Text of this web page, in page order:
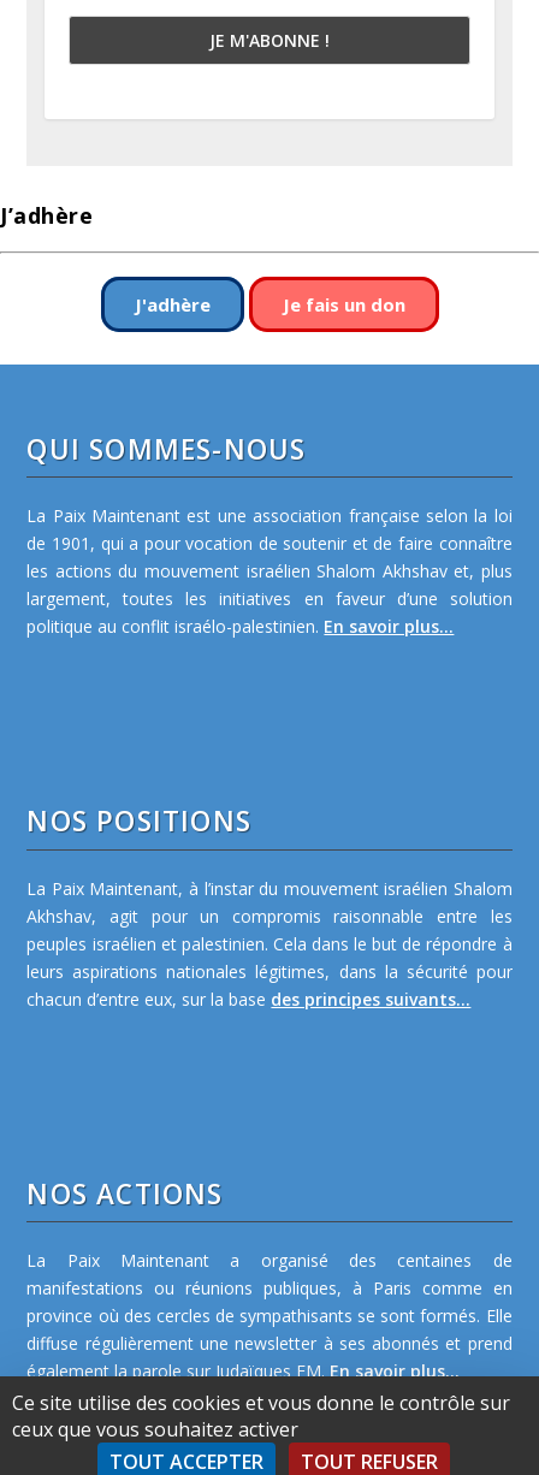
J’adhère
J'adhère Je fais un don
QUI SOMMES-NOUS
La Paix Maintenant est une association française selon la loi
de 1901, qui a pour vocation de soutenir et de faire connaître
les actions du mouvement israélien Shalom Akhshav et, plus
largement, toutes les initiatives en faveur d’une solution
politique au conflit israélo-palestinien. En savoir plus...
NOS POSITIONS
La Paix Maintenant, à l’instar du mouvement israélien Shalom
Akhshav, agit pour un compromis raisonnable entre les
peuples israélien et palestinien. Cela dans le but de répondre à
leurs aspirations nationales légitimes, dans la sécurité pour
chacun d’entre eux, sur la base des principes suivants...
NOS ACTIONS
La Paix Maintenant a organisé des centaines de
manifestations ou réunions publiques, à Paris comme en
province où des cercles de sympathisants se sont formés. Elle
diffuse régulièrement une newsletter à ses abonnés et prend
également la parole sur Judaïques FM.En savoir plus...
Ce site utilise des cookies et vous donne le contrôle sur
ceux que vous souhaitez activer
TOUT ACCEPTER
TOUT REFUSER